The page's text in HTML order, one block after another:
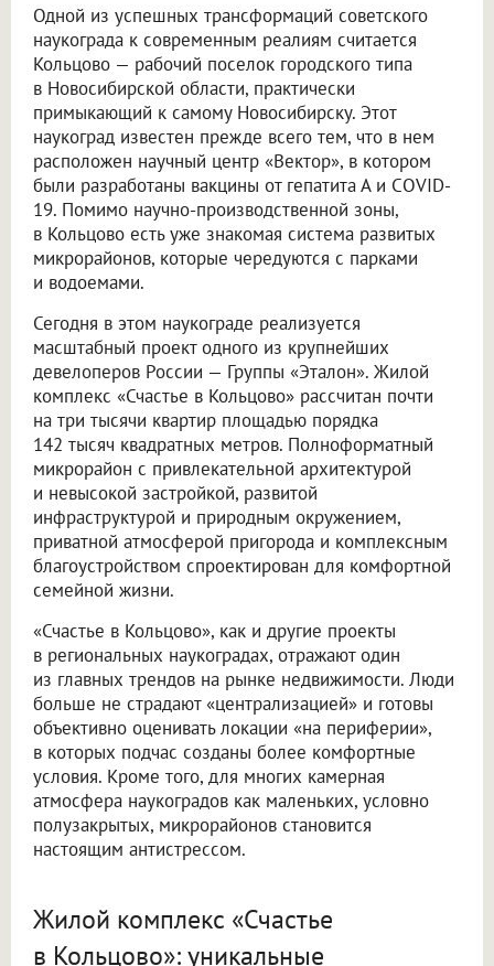
Одной из успешных трансформаций советского
наукограда к современным реалиям считается
Кольцово — рабочий поселок городского типа
в Новосибирской области, практически
примыкающий к самому Новосибирску. Этот
наукоград известен прежде всего тем, что в нем
расположен научный центр «Вектор», в котором
были разработаны вакцины от гепатита А и COVID-
19. Помимо научно-производственной зоны,
в Кольцово есть уже знакомая система развитых
микрорайонов, которые чередуются с парками
и водоемами.
Сегодня в этом наукограде реализуется
масштабный проект одного из крупнейших
девелоперов России — Группы «Эталон». Жилой
комплекс «Счастье в Кольцово» рассчитан почти
на три тысячи квартир площадью порядка
142 тысяч квадратных метров. Полноформатный
микрорайон с привлекательной архитектурой
и невысокой застройкой, развитой
инфраструктурой и природным окружением,
приватной атмосферой пригорода и комплексным
благоустройством спроектирован для комфортной
семейной жизни.
«Счастье в Кольцово», как и другие проекты
в региональных наукоградах, отражают один
из главных трендов на рынке недвижимости. Люди
больше не страдают «централизацией» и готовы
объективно оценивать локации «на периферии»,
в которых подчас созданы более комфортные
условия. Кроме того, для многих камерная
атмосфера наукоградов как маленьких, условно
полузакрытых, микрорайонов становится
настоящим антистрессом.
Жилой комплекс «Счастье
в Кольцово»: уникальные